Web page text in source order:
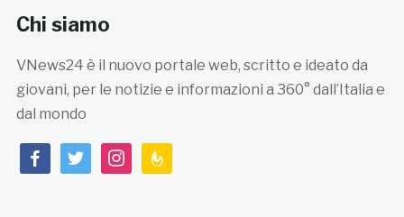
Chi siamo
VNews24 è il nuovo portale web, scritto e ideato da
giovani, per le notizie e informazioni a 360° dall’Italia e
dal mondo
facebooktwitterinstagramfeedburner